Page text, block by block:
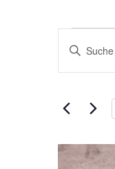
Bitte
Suche
List